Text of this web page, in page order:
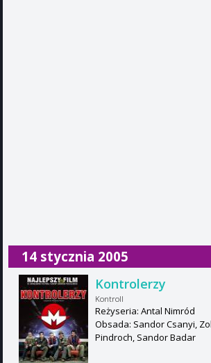
14 stycznia 2005
Kontrolerzy
Kontroll
Reżyseria: Antal Nimród
Obsada: Sandor Csanyi,
Pindroch, Sandor Badar